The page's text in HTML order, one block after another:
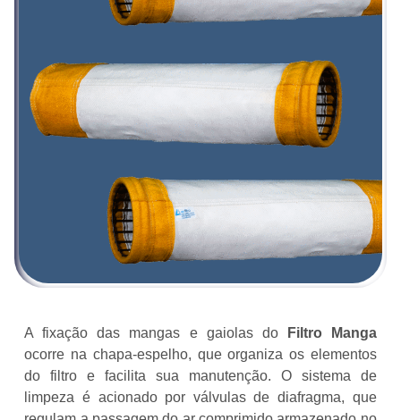
A fixação das mangas e gaiolas do
Filtro Manga
ocorre na chapa-espelho, que organiza os elementos
do filtro e facilita sua manutenção. O sistema de
limpeza é acionado por válvulas de diafragma, que